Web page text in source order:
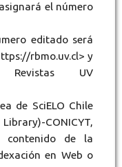
el número
editado será
rbmo.uv.cl> y
UV
de SciELO Chile
CONICYT,
contenido de la
en Web o